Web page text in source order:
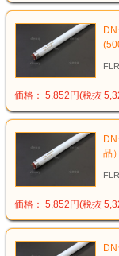
価格： 5,852円(税抜
品
価格： 5,852円(税抜